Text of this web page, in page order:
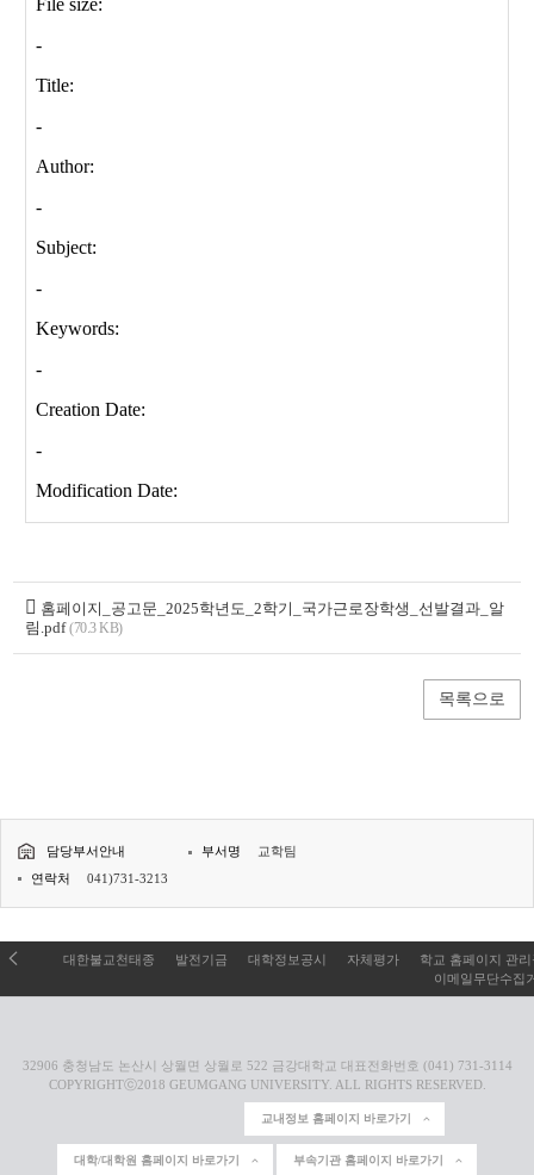
홈페이지_공고문_2025학년도_2학기_국가근로장학생_선발결과_알
림.pdf (70.3 KB)
목록으로
담당부서안내 부서명
교학팀
연락처
041)731-3213
대한불교천태종 발전기금 대학정보공시 자체평가
학교 홈페이지 관
이메일무단수집
32906 충청남도 논산시 상월면 상월로 522 금강대학교 대표전화번호 (041) 731-3114
COPYRIGHTⓒ2018 GEUMGANG UNIVERSITY. ALL RIGHTS RESERVED.
교내정보 홈페이지 바로가기
대학/대학원 홈페이지 바로가기 부속기관 홈페이지 바로가기